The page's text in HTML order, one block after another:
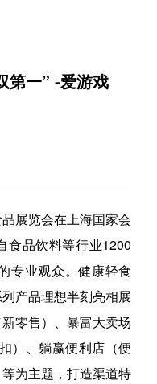
第一” -爱游戏
展览会在上海国家会
食品饮料等行业1200
专业观众。健康轻食
产品理想半刻亮相展
零售）、暴富大卖场
）、躺赢便利店（便
为主题，打造渠道特